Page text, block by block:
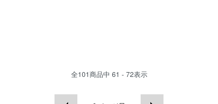
全101商品中 61 - 72表示